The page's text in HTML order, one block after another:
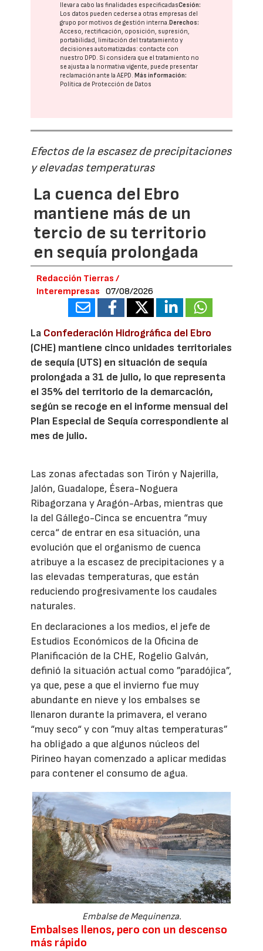
llevar a cabo las finalidades especificadasCesión:
Los datos pueden cederse a otras empresas del
grupo por motivos de gestión interna.Derechos:
Acceso, rectificación, oposición, supresión,
portabilidad, limitación del tratatamiento y
decisiones automatizadas: contacte con
nuestro DPD. Si considera que el tratamiento no
se ajusta a la normativa vigente, puede presentar
reclamación ante laAEPD.Más información:
Política de Protección de Datos
Efectos de la escasez de precipitaciones
y elevadas temperaturas
La cuenca del Ebro
mantiene más de un
tercio de su territorio
en sequía prolongada
Redacción Tierras /
Interempresas
07/08/2026
La Confederación Hidrográfica del Ebro
(CHE) mantiene cinco unidades territoriales
de sequía (UTS) en situación de sequía
prolongada a 31 de julio, lo que representa
el 35% del territorio de la demarcación,
según se recoge en el informe mensual del
Plan Especial de Sequía correspondiente al
mes de julio.
Las zonas afectadas son Tirón y Najerilla,
Jalón, Guadalope, Ésera-Noguera
Ribagorzana y Aragón-Arbas, mientras que
la del Gállego-Cinca se encuentra “muy
cerca“ de entrar en esa situación, una
evolución que el organismo de cuenca
atribuye a la escasez de precipitaciones y a
las elevadas temperaturas, que están
reduciendo progresivamente los caudales
naturales.
En declaraciones a los medios, el jefe de
Estudios Económicos de la Oficina de
Planificación de la CHE, Rogelio Galván,
definió la situación actual como ”paradójica”,
ya que, pese a que el invierno fue muy
abundante en nieve y los embalses se
llenaron durante la primavera, el verano
“muy seco“ y con ”muy altas temperaturas”
ha obligado a que algunos núcleos del
Pirineo hayan comenzado a aplicar medidas
para contener el consumo de agua.
Embalse de Mequinenza.
Embalses llenos, pero con un descenso
más rápido